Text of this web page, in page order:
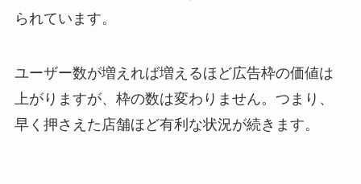
られています。
ユーザー数が増えれば増えるほど広告枠の価値は
上がりますが、枠の数は変わりません。つまり、
早く押さえた店舗ほど有利な状況が続きます。